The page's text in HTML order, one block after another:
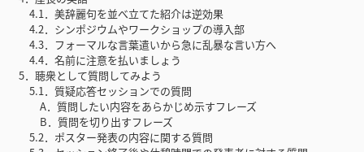
4.1．美辞麗句を並べ立てた紹介は逆効果
4.2．シンポジウムやワークショップの導入部
4.3．フォーマルな言葉遣いから急に乱暴な言い方へ
4.4．名前に注意を払いましょう
5．聴衆として質問してみよう
5.1．質疑応答セッションでの質問
A．質問したい内容をあらかじめ示すフレーズ
B．質問を切り出すフレーズ
5.2．ポスター発表の内容に関する質問